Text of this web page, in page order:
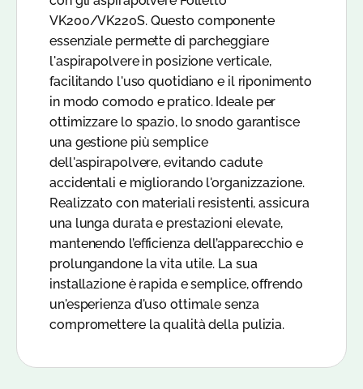
VK200/VK220S. Questo componente
essenziale permette di parcheggiare
l'aspirapolvere in posizione verticale,
facilitando l'uso quotidiano e il riponimento
in modo comodo e pratico. Ideale per
ottimizzare lo spazio, lo snodo garantisce
una gestione più semplice
dell'aspirapolvere, evitando cadute
accidentali e migliorando l'organizzazione.
Realizzato con materiali resistenti, assicura
una lunga durata e prestazioni elevate,
mantenendo l’efficienza dell’apparecchio e
prolungandone la vita utile. La sua
installazione è rapida e semplice, offrendo
un'esperienza d'uso ottimale senza
compromettere la qualità della pulizia.